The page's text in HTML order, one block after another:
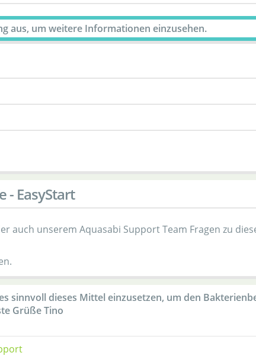
aus, um weitere Informationen einzusehen.
- EasyStart
auch unserem Aquasabi Support Team Fragen zu
sinnvoll dieses Mittel einzusetzen, um den
Grüße Tino